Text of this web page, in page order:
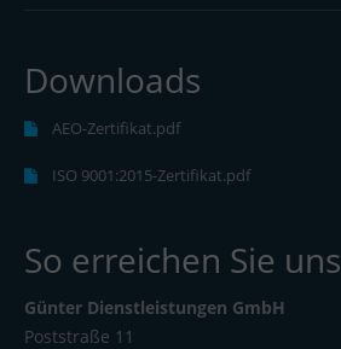
Downloads
AEO-Zertifikat.pdf
ISO 9001:2015-Zertifikat.pdf
So erreichen Sie uns
Günter Dienstleistungen GmbH
Poststraße 11